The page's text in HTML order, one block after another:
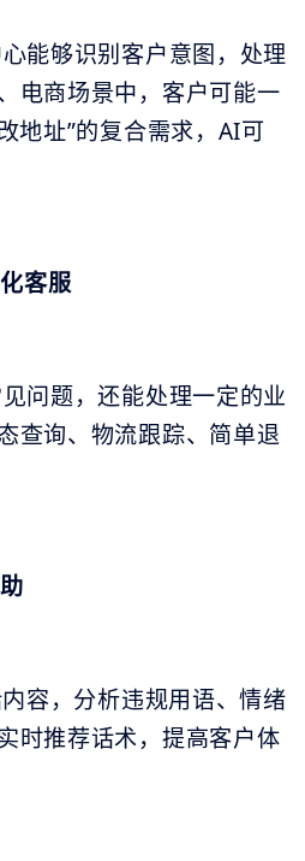
能够识别客户意图，处理
电商场景中，客户可能一
地址”的复合需求，AI可
客服
问题，还能处理一定的业
查询、物流跟踪、简单退
容，分析违规用语、情绪
时推荐话术，提高客户体